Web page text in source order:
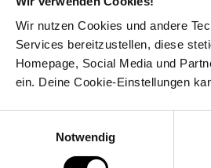
Wir nutzen Cookies und andere
Services bereitzustellen, diese
Homepage, Social Media und
ein. Deine Cookie-Einstellungen
Notwendig
Angebote